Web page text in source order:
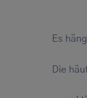
Es
Die